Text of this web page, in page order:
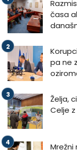
časa
pa ne
Želja,
Celje
Mrežni